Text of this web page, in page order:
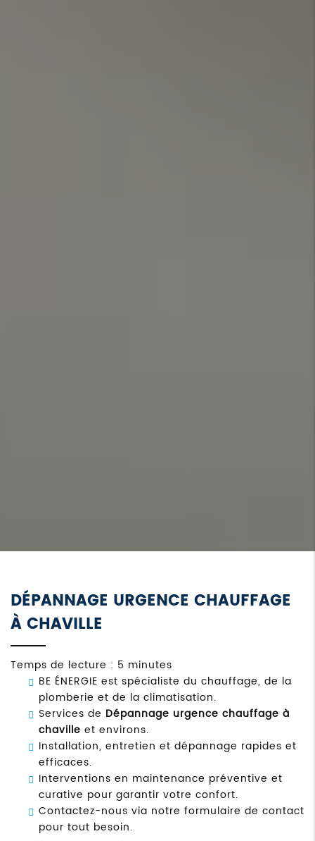
DÉPANNAGE URGENCE CHAUFFAGE
À CHAVILLE
Temps de lecture : 5 minutes
BE ÉNERGIE est spécialiste du chauffage, de la
plomberie et de la climatisation.
Services de Dépannage urgence chauffage à
chaville et environs.
Installation, entretien et dépannage rapides et
efficaces.
Interventions en maintenance préventive et
curative pour garantir votre confort.
Contactez-nous via notre formulaire de contact
pour tout besoin.